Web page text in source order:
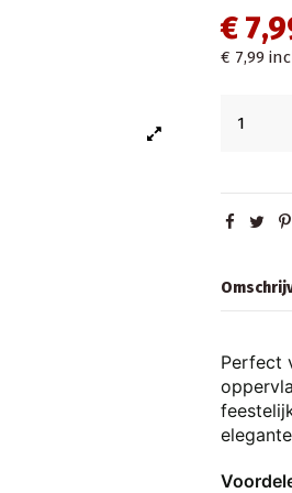
€
€ 7,99
Perfect